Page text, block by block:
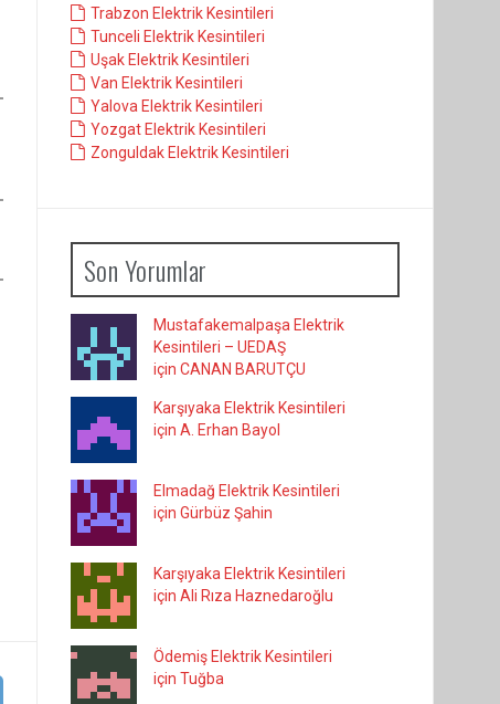
Trabzon Elektrik Kesintileri
Tunceli Elektrik Kesintileri
Uşak Elektrik Kesintileri
Van Elektrik Kesintileri
Yalova Elektrik Kesintileri
Yozgat Elektrik Kesintileri
Zonguldak Elektrik Kesintileri
Son Yorumlar
Mustafakemalpaşa Elektrik
Kesintileri – UEDAŞ
için CANAN BARUTÇU
Karşıyaka Elektrik Kesintileri
için A. Erhan Bayol
Elmadağ Elektrik Kesintileri
için Gürbüz Şahin
Karşıyaka Elektrik Kesintileri
için Ali Rıza Haznedaroğlu
Ödemiş Elektrik Kesintileri
için Tuğba